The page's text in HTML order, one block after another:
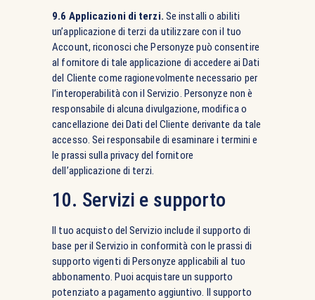
9.6 Applicazioni di terzi. Se installi o abiliti
un’applicazione di terzi da utilizzare con il tuo
Account, riconosci che Personyze può consentire
al fornitore di tale applicazione di accedere ai Dati
del Cliente come ragionevolmente necessario per
l’interoperabilità con il Servizio. Personyze non è
responsabile di alcuna divulgazione, modifica o
cancellazione dei Dati del Cliente derivante da tale
accesso. Sei responsabile di esaminare i termini e
le prassi sulla privacy del fornitore
dell’applicazione di terzi.
10. Servizi e supporto
Il tuo acquisto del Servizio include il supporto di
base per il Servizio in conformità con le prassi di
supporto vigenti di Personyze applicabili al tuo
abbonamento. Puoi acquistare un supporto
potenziato a pagamento aggiuntivo. Il supporto